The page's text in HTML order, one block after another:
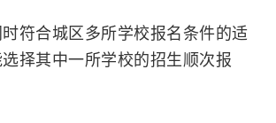
符合城区多所学校报名条件的适
择其中一所学校的招生顺次报